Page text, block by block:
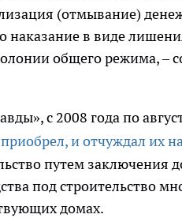
(отмывание)
наказание в виде
общего режима, –
с 2008 года по
и отчуждал их
путем
под строительство
домах.